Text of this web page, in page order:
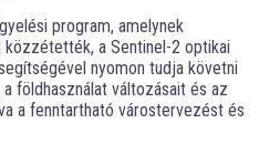
program, amelynek
a Sentinel-2 optikai
nyomon tudja követni
földhasználat változásait és az
a fenntartható várostervezést és